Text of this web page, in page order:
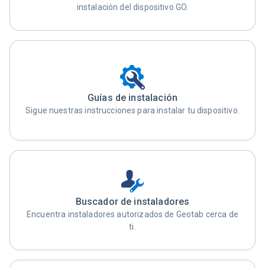
instalación del dispositivo GO.
Guías de instalación
Sigue nuestras instrucciones para instalar tu dispositivo.
Buscador de instaladores
Encuentra instaladores autorizados de Geotab cerca de
ti.